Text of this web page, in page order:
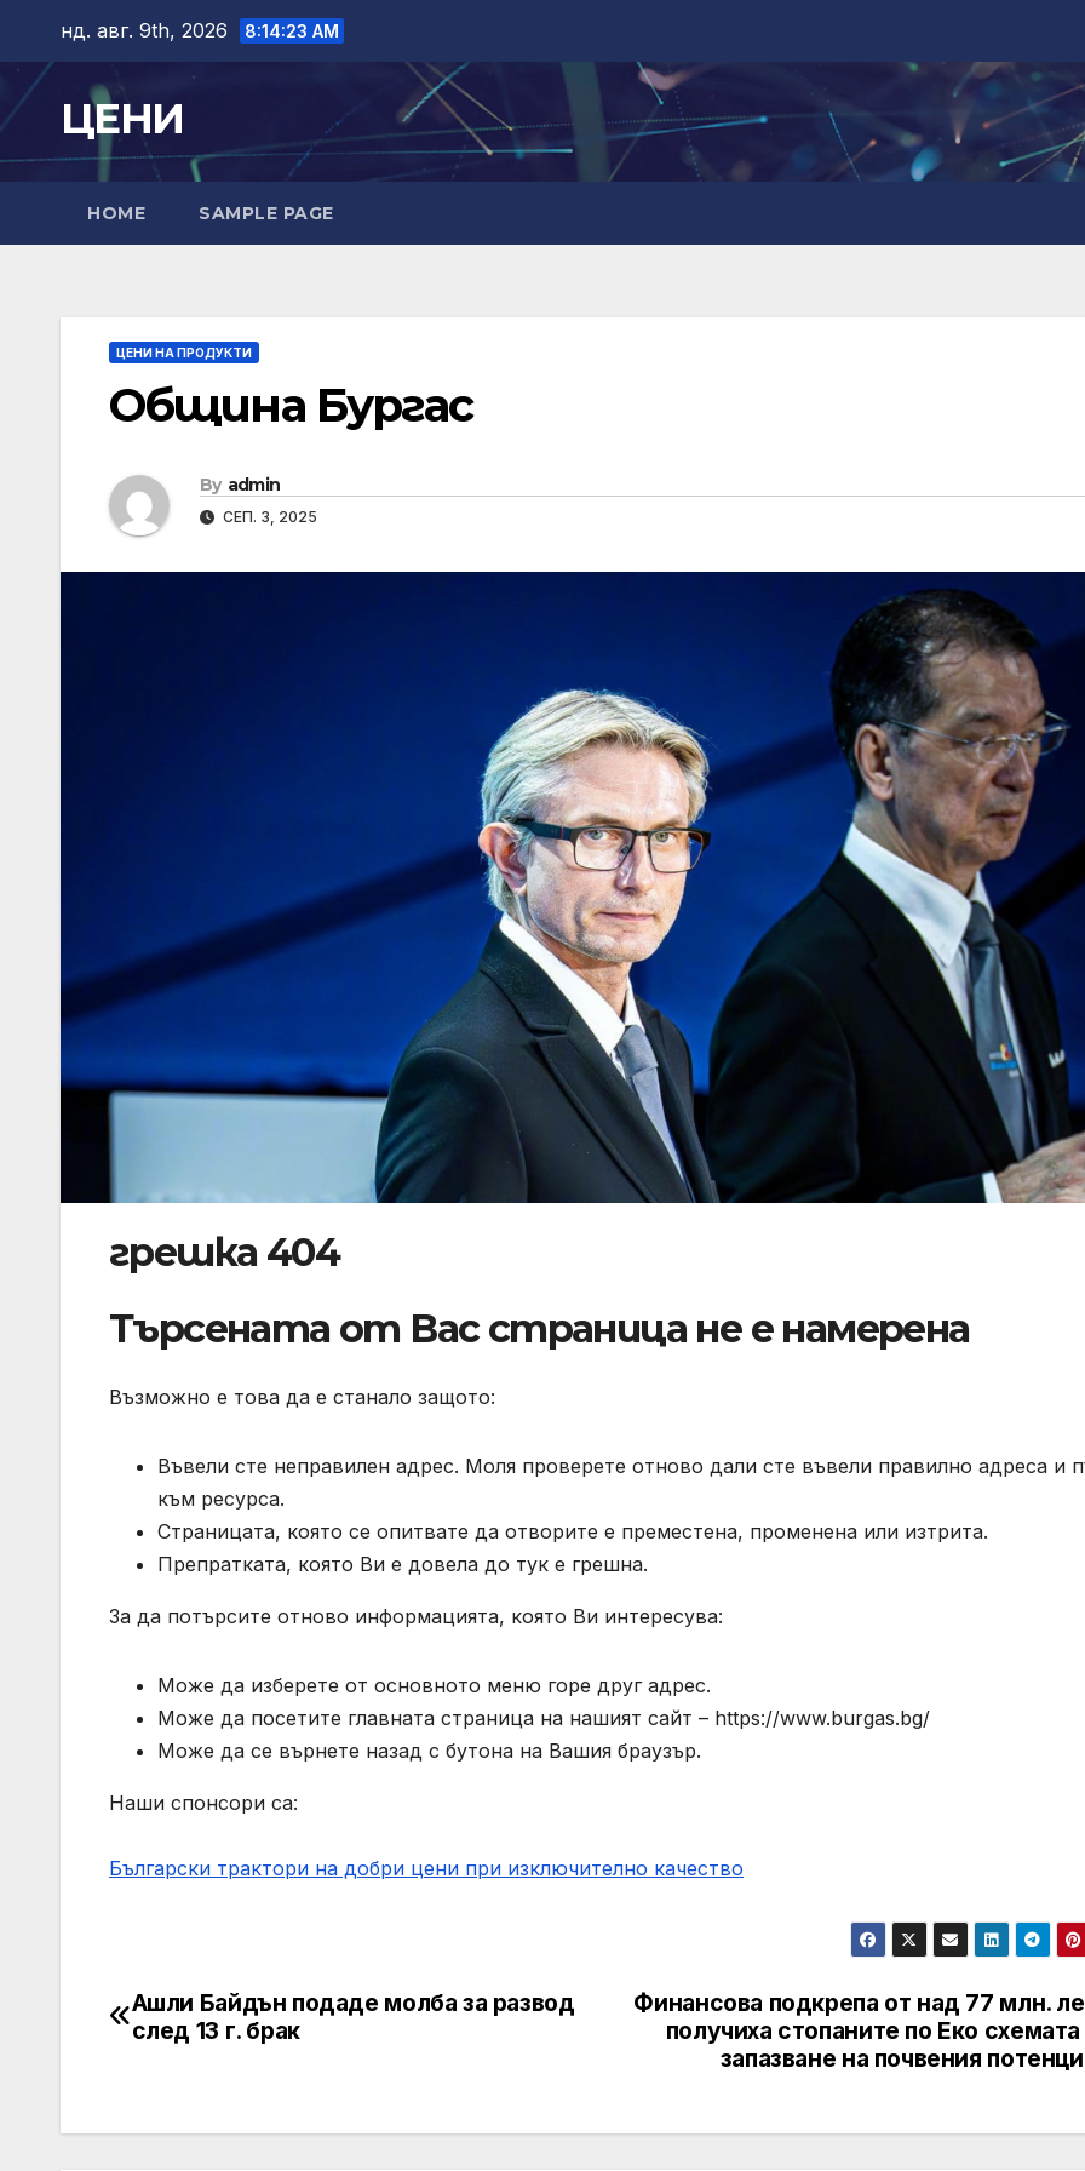
content
нд. авг. 9th, 2026 8:14:24 AM
ЦЕНИ
HOME SAMPLE PAGE
ЦЕНИ НА ПРОДУКТИ
Община Бургас
By admin
СЕП. 3, 2025
грешка 404
Търсената от Вас страница не е намерена
Възможно е това да е станало защото:
Въвели сте неправилен адрес. Моля проверете отново дали сте въвели правилно адреса и
към ресурса.
Страницата, която се опитвате да отворите е преместена, променена или изтрита.
Препратката, която Ви е довела до тук е грешна.
За да потърсите отново информацията, която Ви интересува:
Може да изберете от основното меню горе друг адрес.
Може да посетите главната страница на нашият сайт – https://www.burgas.bg/
Може да се върнете назад с бутона на Вашия браузър.
Наши спонсори са:
Български трактори на добри цени при изключително качество
Навигация
Финансова подкрепа от над 77 млн.
получиха стопаните по Еко схемата
запазване на почвения
Ашли Байдън подаде молба за развод
след 13 г. брак